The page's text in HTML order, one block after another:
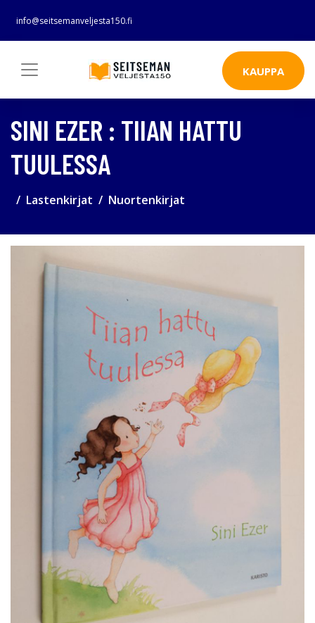
info@seitsemanveljesta150.fi
KAUPPA
SINI EZER : TIIAN HATTU
TUULESSA
Lastenkirjat Nuortenkirjat